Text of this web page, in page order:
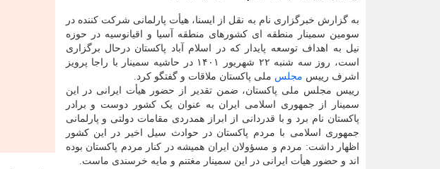
به گزارش خبرگزاری نام به نقل از ایسنا، هیأت پارلمانی شرکت کننده در
سومین سمینار منطقه ای کشورهای منطقه آسیا و اقیانوسیه در حوزه
نیل به اهداف توسعه پایدار که در اسلام آباد پاکستان درحال برگزاری
است، روز سه شنبه ۲۲ شهریور ۱۴۰۱ در حاشیه سمینار با راجا پرویز
اشرف رییس مجلس ملی پاکستان ملاقات و گفتگو کرد.
رییس مجلس ملی پاکستان، ضمن تقدیر از حضور هیأت ایرانی در این
سمینار از جمهوری اسلامی ایران به عنوان یک کشور دوست و برادر
پاکستان نام برد و با قدردانی از ابراز همدردی مقامات دولتی و پارلمانی
جمهوری اسلامی با مردم پاکستان در حوادث سیل اخیر در این کشور
اظهار داشت: مردم و مسؤولان ایران همیشه در کنار مردم پاکستان بوده
اند و حضور هیأت ایرانی در این سمینار مغتنم و مایه خرسندی ماست.